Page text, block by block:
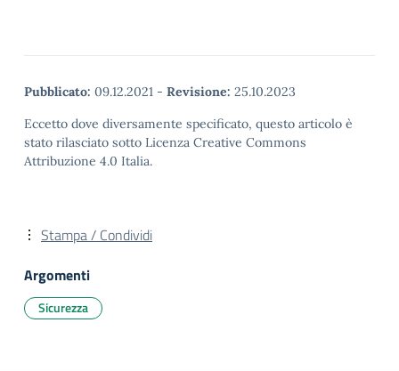
Pubblicato: 09.12.2021 - Revisione: 25.10.2023
Eccetto dove diversamente specificato, questo articolo è
stato rilasciato sotto Licenza Creative Commons
Attribuzione 4.0 Italia.
Stampa / Condividi
Argomenti
Sicurezza